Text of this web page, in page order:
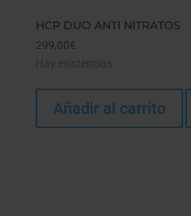
HCP DUO ANTI NITRATOS
299,00€
Hay existencias
Añadir al carrito